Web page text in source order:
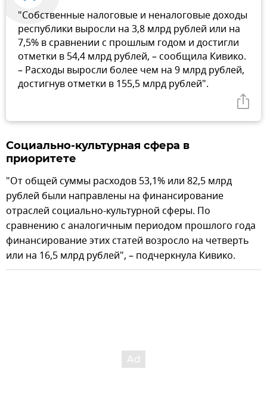
"Собственные налоговые и неналоговые доходы
республики выросли на 3,8 млрд рублей или на
7,5% в сравнении с прошлым годом и достигли
отметки в 54,4 млрд рублей, – сообщила Кивико.
– Расходы выросли более чем на 9 млрд рублей,
достигнув отметки в 155,5 млрд рублей".
Социально-культурная сфера в
приоритете
"От общей суммы расходов 53,1% или 82,5 млрд
рублей были направлены на финансирование
отраслей социально-культурной сферы. По
сравнению с аналогичным периодом прошлого года
финансирование этих статей возросло на четверть
или на 16,5 млрд рублей", – подчеркнула Кивико.